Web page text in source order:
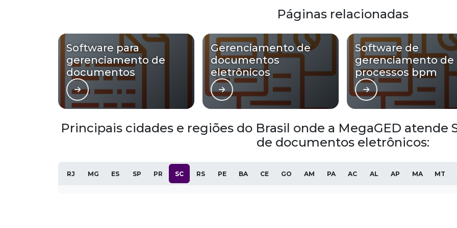
Páginas relacionadas
Software para
gerenciamento de
documentos
Gerenciamento de
documentos
eletrônicos
Software de
gerenciamento de
processos bpm
Principais cidades e regiões do Brasil onde a MegaGED
de documentos eletrônicos:
RJ MG ES SP PR SC RS PE BA CE GO AM PA AC AL AP MA MT